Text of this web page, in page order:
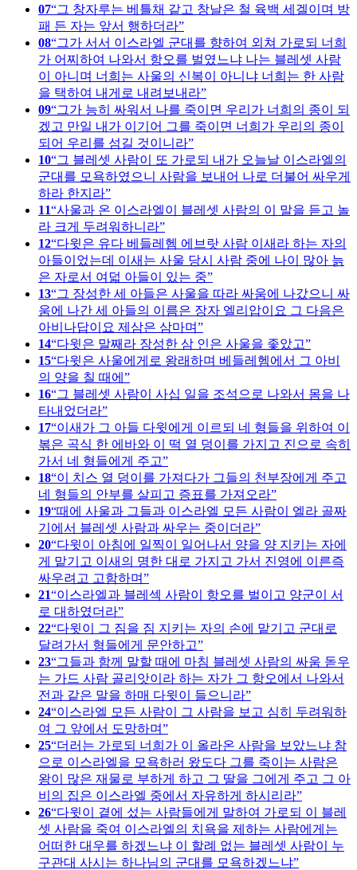
07 그 창자루는 베틀채 같고 창날은 철 육백 세겔이며 방
패 든 자는 앞서 행하더라
08 그가 서서 이스라엘 군대를 향하여 외쳐 가로되 너희
가 어찌하여 나와서 항오를 벌였느냐 나는 블레셋 사람
이 아니며 너희는 사울의 신복이 아니냐 너희는 한 사람
을 택하여 내게로 내려보내라
09 그가 능히 싸워서 나를 죽이면 우리가 너희의 종이 되
겠고 만일 내가 이기어 그를 죽이면 너희가 우리의 종이
되어 우리를 섬길 것이니라
10 그 블레셋 사람이 또 가로되 내가 오늘날 이스라엘의
군대를 모욕하였으니 사람을 보내어 나로 더불어 싸우게
하라 한지라
11 사울과 온 이스라엘이 블레셋 사람의 이 말을 듣고 놀
라 크게 두려워하니라
12 다윗은 유다 베들레헴 에브랏 사람 이새라 하는 자의
아들이었는데 이새는 사울 당시 사람 중에 나이 많아 늙
은 자로서 여덟 아들이 있는 중
13 그 장성한 세 아들은 사울을 따라 싸움에 나갔으니 싸
움에 나간 세 아들의 이름은 장자 엘리압이요 그 다음은
아비나답이요 제삼은 삼마며
14 다윗은 말째라 장성한 삼 인은 사울을 좇았고
15 다윗은 사울에게로 왕래하며 베들레헴에서 그 아비
의 양을 칠 때에
16 그 블레셋 사람이 사십 일을 조석으로 나와서 몸을 나
타내었더라
17 이새가 그 아들 다윗에게 이르되 네 형들을 위하여 이
볶은 곡식 한 에바와 이 떡 열 덩이를 가지고 진으로 속히
가서 네 형들에게 주고
18 이 치스 열 덩이를 가져다가 그들의 천부장에게 주고
네 형들의 안부를 살피고 증표를 가져오라
19 때에 사울과 그들과 이스라엘 모든 사람이 엘라 골짜
기에서 블레셋 사람과 싸우는 중이더라
20 다윗이 아침에 일찍이 일어나서 양을 양 지키는 자에
게 맡기고 이새의 명한 대로 가지고 가서 진영에 이른즉
싸우려고 고함하며
21 이스라엘과 블레섹 사람이 항오를 벌이고 양군이 서
로 대하였더라
22 다윗이 그 짐을 짐 지키는 자의 손에 맡기고 군대로
달려가서 형들에게 문안하고
23 그들과 함께 말할 때에 마침 블레셋 사람의 싸움 돋우
는 가드 사람 골리앗이라 하는 자가 그 항오에서 나와서
전과 같은 말을 하매 다윗이 들으니라
24 이스라엘 모든 사람이 그 사람을 보고 심히 두려워하
여 그 앞에서 도망하며
25 더러는 가로되 너희가 이 올라온 사람을 보았느냐 참
으로 이스라엘을 모욕하러 왔도다 그를 죽이는 사람은
왕이 많은 재물로 부하게 하고 그 딸을 그에게 주고 그 아
비의 집은 이스라엘 중에서 자유하게 하시리라
26 다윗이 곁에 섰는 사람들에게 말하여 가로되 이 블레
셋 사람을 죽여 이스라엘의 치욕을 제하는 사람에게는
어떠한 대우를 하겠느냐 이 할례 없는 블레셋 사람이 누
구관대 사시는 하나님의 군대를 모욕하겠느냐